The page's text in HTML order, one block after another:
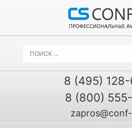
8 (495)
8 (800)